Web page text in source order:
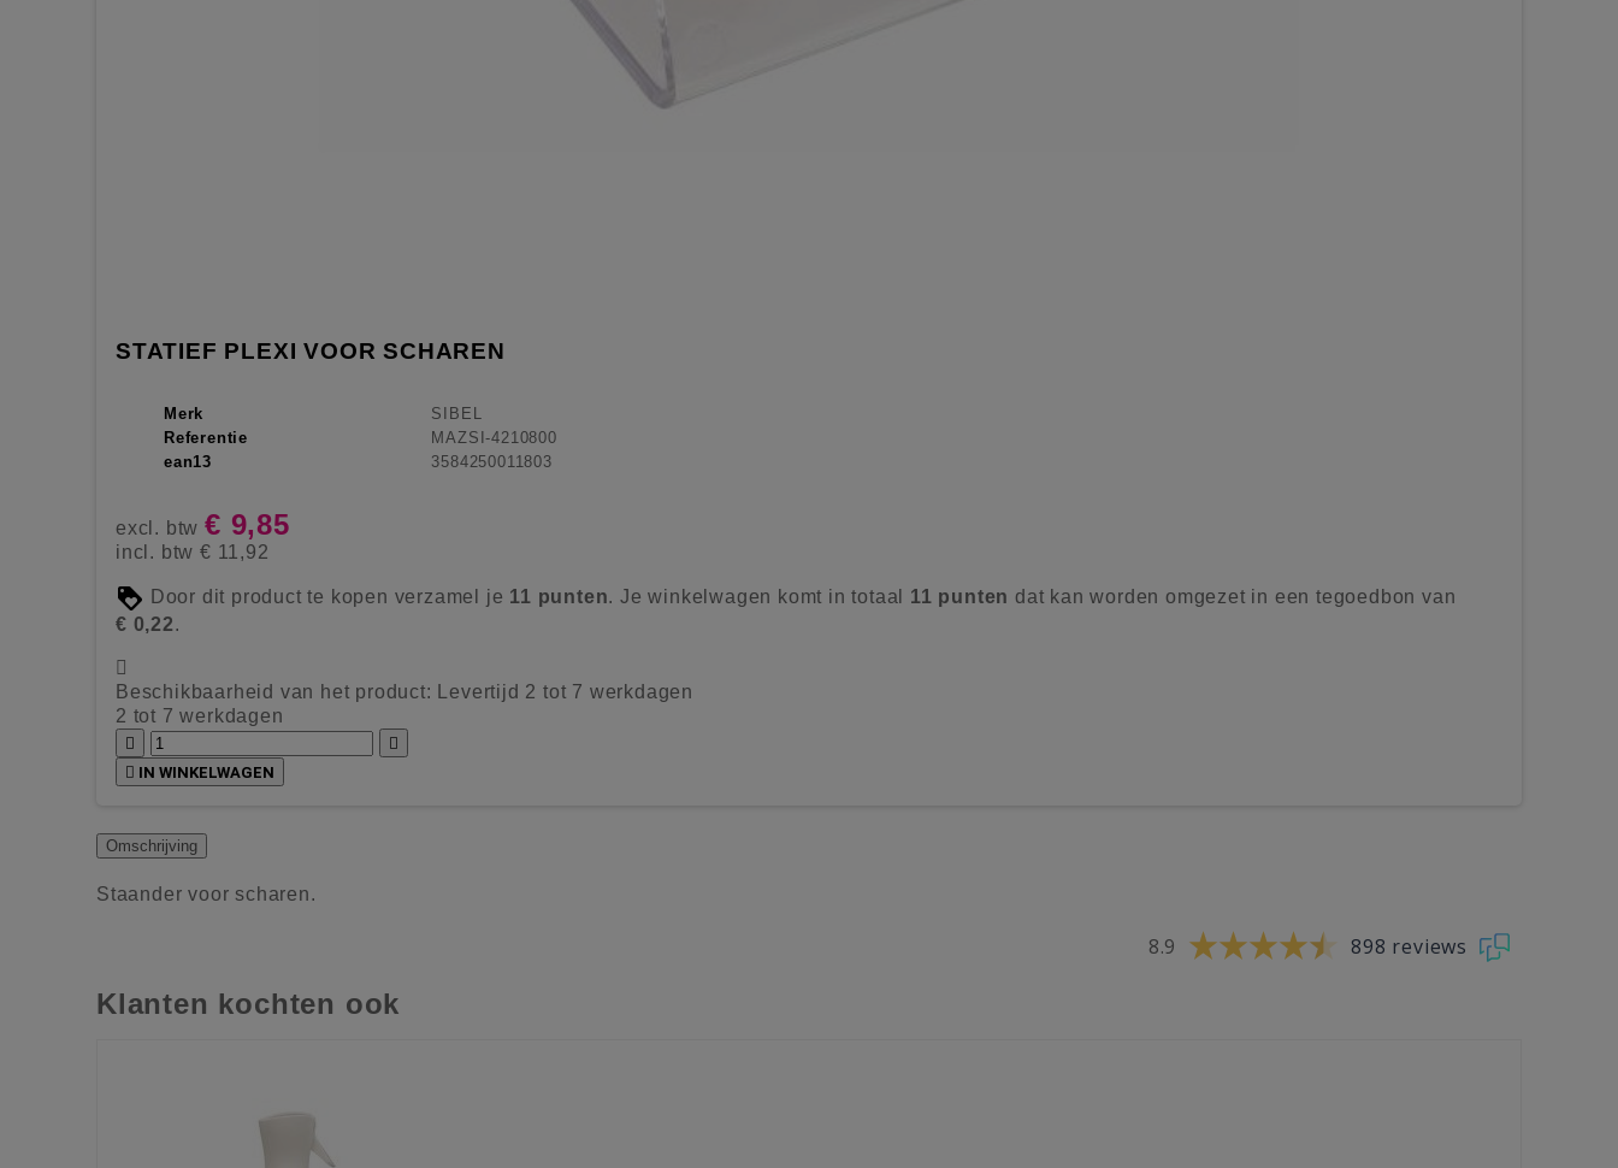
STATIEF PLEXI VOOR SCHAREN
Merk
SIBEL
Referentie
MAZSI-4210800
ean13
3584250011803
excl. btw € 9,85
incl. btw € 11,92
Door dit product te kopen verzamel je 11 punten. Je winkelwagen komt in totaal 11 punten dat kan worden omgezet in een tegoedbon van
€ 0,22.

Beschikbaarheid van het product:
Levertijd 2 tot 7 werkdagen
2 tot 7 werkdagen


 IN WINKELWAGEN
Omschrijving
Staander voor scharen.
8.9 898 reviews
Klanten kochten ook